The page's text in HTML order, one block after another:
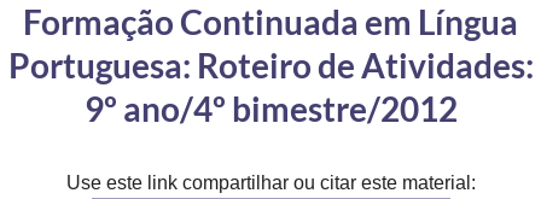
Controladoria-Geral da União
Ministério da Mulher, da Família e dos Direitos Humanos
Secretaria de Governo
Formação Continuada em Língua
Portuguesa: Roteiro de Atividades:
9º ano/4º bimestre/2012
Use este link compartilhar ou citar este material: